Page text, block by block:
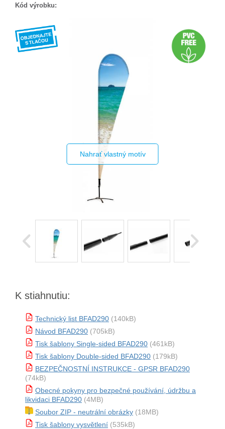
Kód výrobku:
Nahrať vlastný motív
K stiahnutiu:
Technický list BFAD290 (140kB)
Návod BFAD290 (705kB)
Tisk šablony Single-sided BFAD290 (461kB)
Tisk šablony Double-sided BFAD290 (179kB)
BEZPEČNOSTNÍ INSTRUKCE - GPSR BFAD290
(74kB)
Obecné pokyny pro bezpečné používání, údržbu a
likvidaci BFAD290 (4MB)
Soubor ZIP - neutrální obrázky (18MB)
Tisk šablony vysvětlení (535kB)